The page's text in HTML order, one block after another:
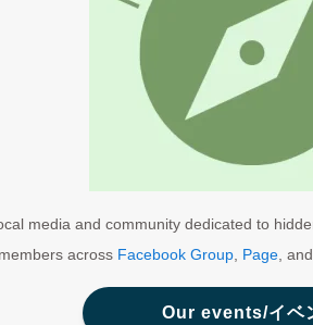
media and community dedicated to
across Facebook Group Page , and
Our events/イベ